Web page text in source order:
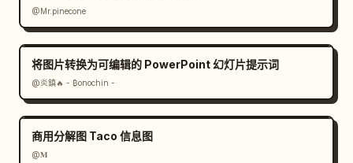
@Mr.pinecone
将图片转换为可编辑的 PowerPoint 幻灯片提示词
@炎鎮🔥 - ₿onochin -
商用分解图 Taco 信息图
@𝐌